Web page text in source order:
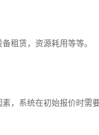
租赁，资源耗用等等。
，系统在初始报价时需